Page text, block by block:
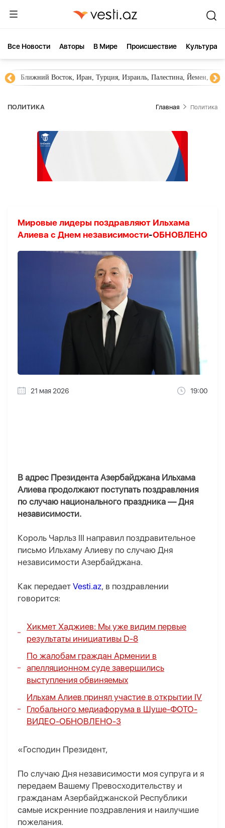
Все Новости Aвторы В Мире Происшествие Культура
Ближний Восток, Иран, Турция, Израиль, Палестина, Йемен,
ПОЛИТИКА Главная Политика
Мировые лидеры поздравляют Ильхама
Алиева с Днем независимости-ОБНОВЛЕНО
21 мая 2026 19:00
В адрес Президента Азербайджана Ильхама
Алиева продолжают поступать поздравления
по случаю национального праздника — Дня
независимости.
Король Чарльз III направил поздравительное
письмо Ильхаму Алиеву по случаю Дня
независимости Азербайджана.
Как передает Vesti.az, в поздравлении
говорится:
Хикмет Хаджиев: Мы уже видим первые
результаты инициативы D-8
По жалобам граждан Армении в
апелляционном суде завершились
выступления обвиняемых
Ильхам Алиев принял участие в открытии IV
Глобального медиафорума в Шуше-ФОТО-
ВИДЕО-ОБНОВЛЕНО-3
«Господин Президент,
По случаю Дня независимости моя супруга и я
передаем Вашему Превосходительству и
гражданам Азербайджанской Республики
самые искренние поздравления и наилучшие
пожелания.